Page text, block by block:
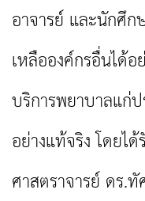
อาจารย์ และนักศึ
เหลือองค์กรอื่นได้อ
บริการพยาบาลแก่
อย่างแท้จริง โดยไ
ศาสตราจารย์ ดร.